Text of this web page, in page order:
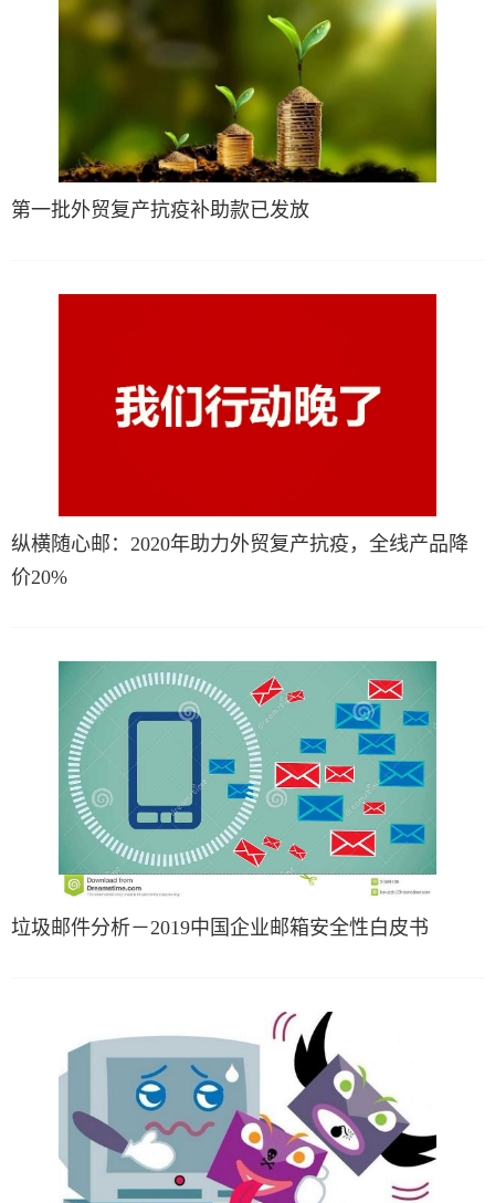
第一批外贸复产抗疫补助款已发放
纵横随心邮：2020年助力外贸复产抗疫，全线产品降
价20%
垃圾邮件分析－2019中国企业邮箱安全性白皮书